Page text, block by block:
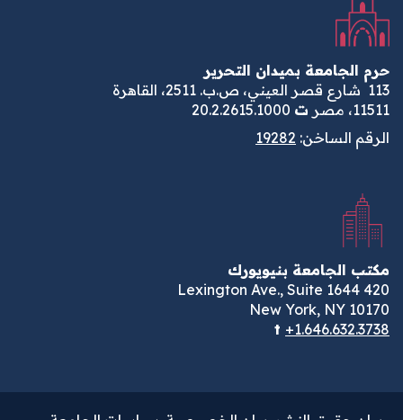
حرم الجامعة بميدان التحرير
113
شارع قصر العيني، ص.ب. 2511، القاهرة
11511، مصر
ت20.2.2615.1000
الرقم الساخن:19282
مكتب الجامعة بنيويورك
420 Lexington Ave., Suite 1644
New York, NY 10170
t+1.646.632.3738